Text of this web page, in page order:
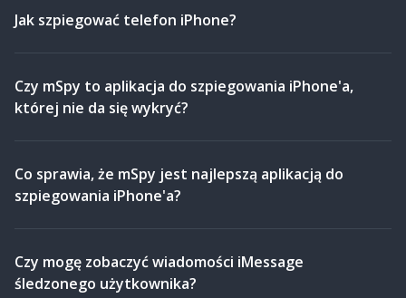
Jak szpiegować telefon iPhone?
Czy mSpy to aplikacja do szpiegowania iPhone'a,
której nie da się wykryć?
Co sprawia, że mSpy jest najlepszą aplikacją do
szpiegowania iPhone'a?
Czy mogę zobaczyć wiadomości iMessage
śledzonego użytkownika?